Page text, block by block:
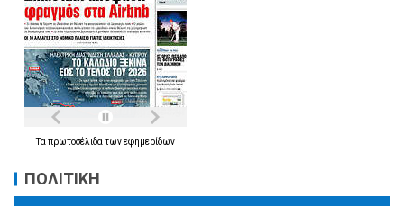
Ταπρωτοσέλιδατωνεφημερίδων
ΠΟΛΙΤΙΚΗ